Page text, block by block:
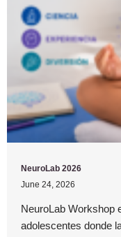
NeuroLab 2026
June 24, 2026
NeuroLab Workshop
adolescentes donde